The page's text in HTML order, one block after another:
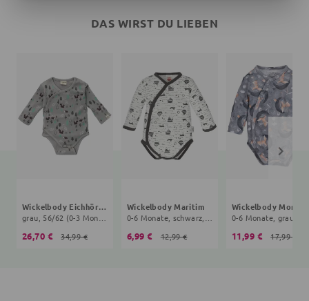
DAS WIRST DU LIEBEN
Wickelbody Eichhörnchen
grau, 56/62 (0-3 Monate)
26,70 € 34,99 €
Wickelbody Maritim
0-6 Monate, schwarz, weiß
6,99 € 12,99 €
Wickelbody Mond
0-6 Monate, grau
11,99 € 17,99 €